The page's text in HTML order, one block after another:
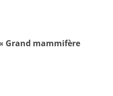
Grand mammifère